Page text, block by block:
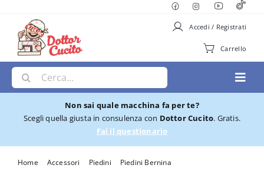
contenuto
Accedi / Registrati
Carrello
Cerca
per:
Macchine per Cucire
Ricamatrici
Non sai quale macchina fa per te?
Scegli quella giusta in consulenza con Dottor Cucito. Gratis.
Fai il questionario
Home Accessori Piedini
Piedini Bernina